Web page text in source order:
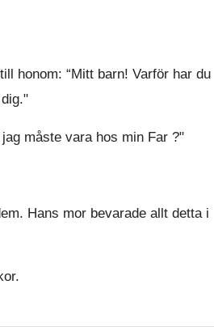
honom: “Mitt barn! Varför har du
måste vara hos min Far ?"
Hans mor bevarade allt detta i